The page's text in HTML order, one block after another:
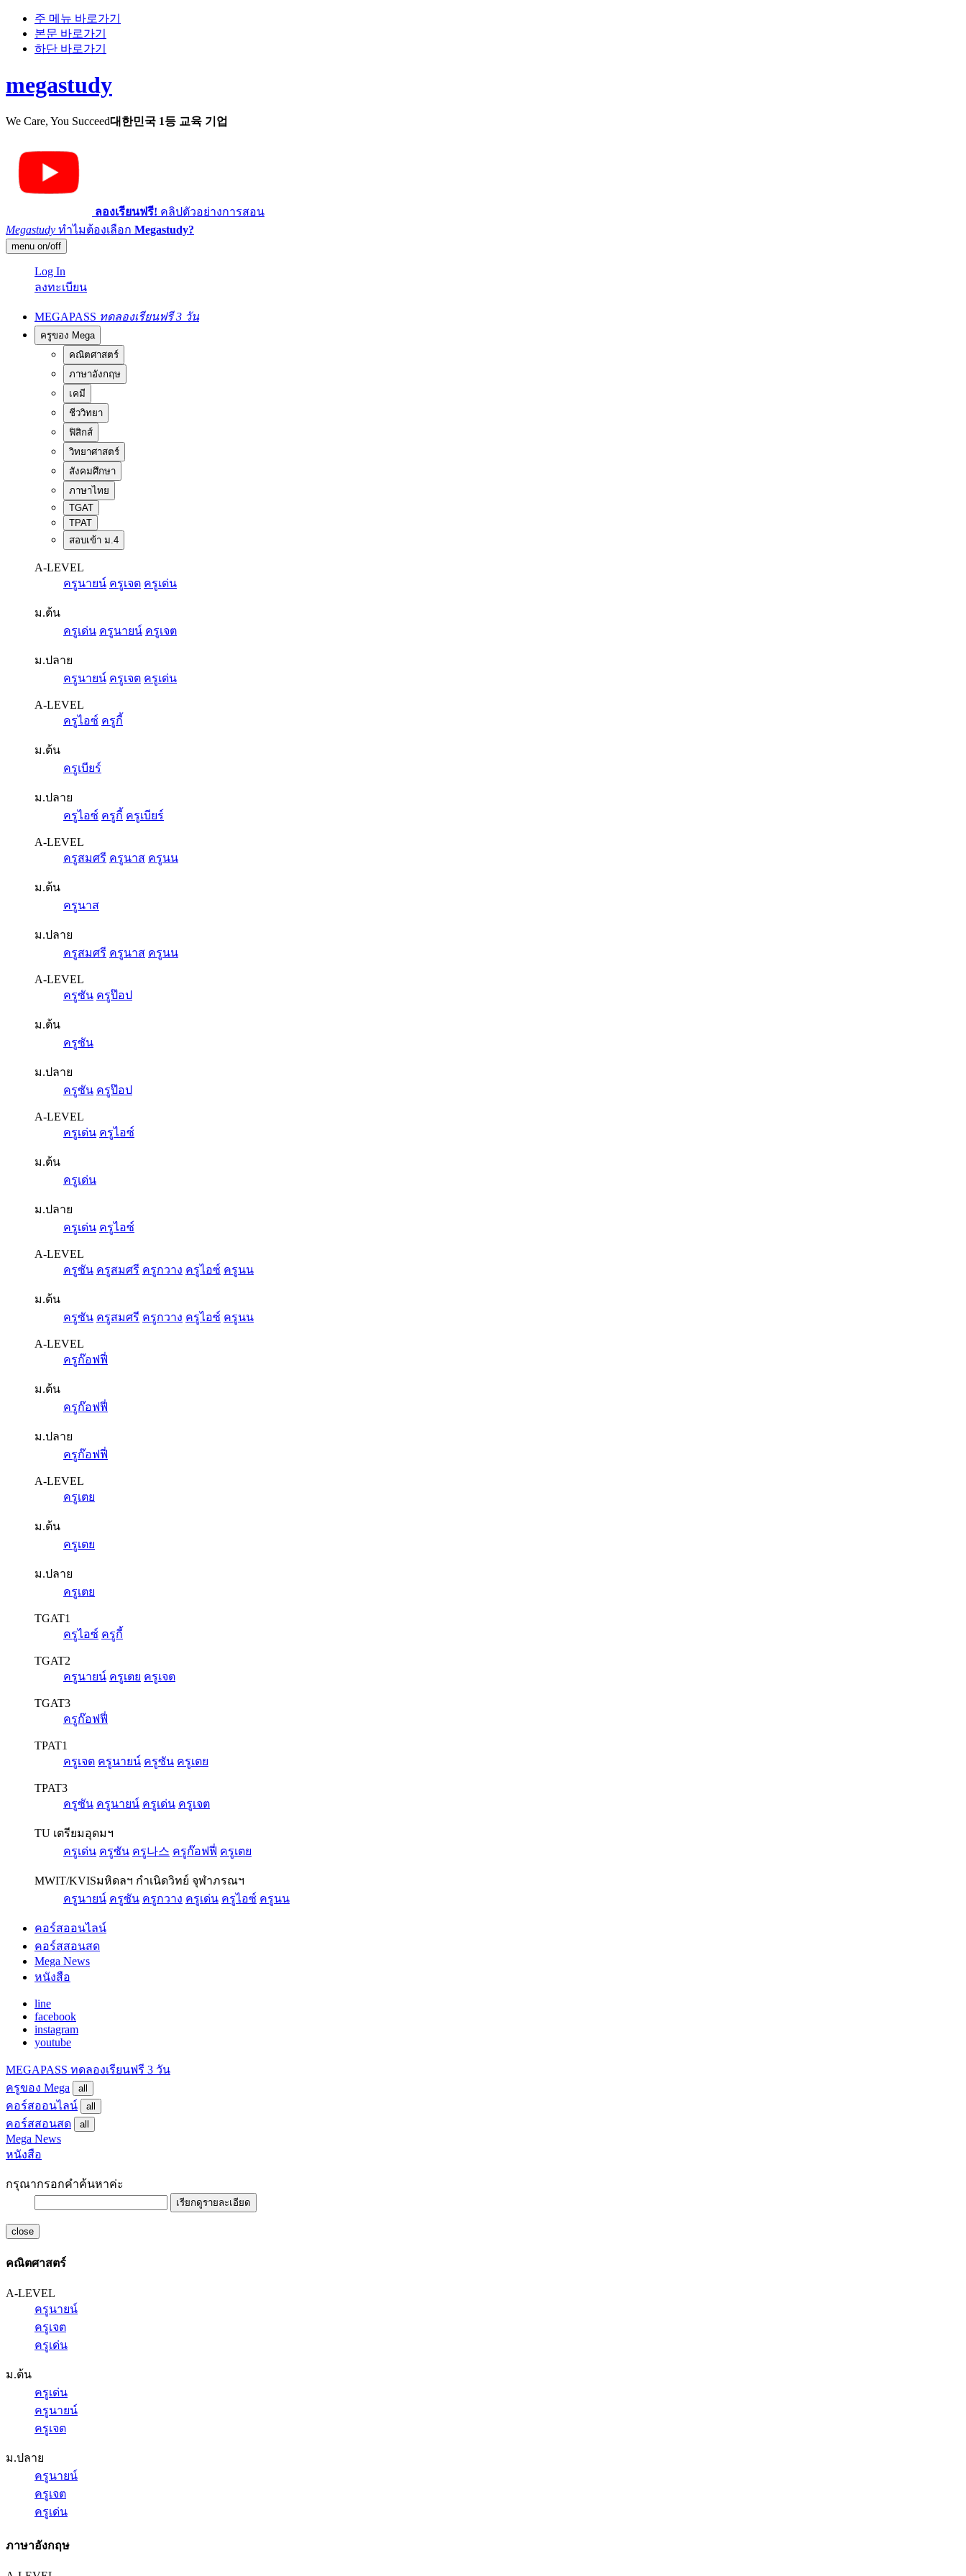
주 메뉴 바로가기
본문 바로가기
하단 바로가기
megastudy
We Care, You Succeed대한민국 1등 교육 기업
ลองเรียนฟรี! คลิปตัวอย่างการสอน
Megastudy ทำไมต้องเลือก Megastudy?
menu on/off
Log In
ลงทะเบียน
MEGAPASS ทดลองเรียนฟรี 3 วัน
ครูของ Mega
คณิตศาสตร์
ภาษาอังกฤษ
เคมี
ชีววิทยา
ฟิสิกส์
วิทยาศาสตร์
สังคมศึกษา
ภาษาไทย
TGAT
TPAT
สอบเข้า ม.4
A-LEVEL
ครูนายน์ ครูเจต ครูเด่น
ม.ต้น
ครูเด่น ครูนายน์ ครูเจต
ม.ปลาย
ครูนายน์ ครูเจต ครูเด่น
A-LEVEL
ครูไอซ์ ครูกี้
ม.ต้น
ครูเบียร์
ม.ปลาย
ครูไอซ์ ครูกี้ ครูเบียร์
A-LEVEL
ครูสมศรี ครูนาส ครูนน
ม.ต้น
ครูนาส
ม.ปลาย
ครูสมศรี ครูนาส ครูนน
A-LEVEL
ครูซัน ครูป๊อป
ม.ต้น
ครูซัน
ม.ปลาย
ครูซัน ครูป๊อป
A-LEVEL
ครูเด่น ครูไอซ์
ม.ต้น
ครูเด่น
ม.ปลาย
ครูเด่น ครูไอซ์
A-LEVEL
ครูซัน ครูสมศรี ครูกวาง ครูไอซ์ ครูนน
ม.ต้น
ครูซัน ครูสมศรี ครูกวาง ครูไอซ์ ครูนน
A-LEVEL
ครูก๊อฟฟี่
ม.ต้น
ครูก๊อฟฟี่
ม.ปลาย
ครูก๊อฟฟี่
A-LEVEL
ครูเตย
ม.ต้น
ครูเตย
ม.ปลาย
ครูเตย
TGAT1
ครูไอซ์ ครูกี้
TGAT2
ครูนายน์ ครูเตย ครูเจต
TGAT3
ครูก๊อฟฟี่
TPAT1
ครูเจต ครูนายน์ ครูซัน ครูเตย
TPAT3
ครูซัน ครูนายน์ ครูเด่น ครูเจต
TU เตรียมอุดมฯ
ครูเด่น ครูซัน ครู나스 ครูก๊อฟฟี่ ครูเตย
MWIT/KVISมหิดลฯ กำเนิดวิทย์ จุฬาภรณฯ
ครูนายน์ ครูซัน ครูกวาง ครูเด่น ครูไอซ์ ครูนน
คอร์สออนไลน์
คอร์สสอนสด
Mega News
หนังสือ
line
facebook
instagram
youtube
MEGAPASS ทดลองเรียนฟรี 3 วัน
ครูของ Mega
all
คอร์สออนไลน์ all
คอร์สสอนสด all
Mega News
หนังสือ
กรุณากรอกคำค้นหาค่ะ
เรียกดูรายละเอียด
close
คณิตศาสตร์
A-LEVEL
ครูนายน์
ครูเจต
ครูเด่น
ม.ต้น
ครูเด่น
ครูนายน์
ครูเจต
ม.ปลาย
ครูนายน์
ครูเจต
ครูเด่น
ภาษาอังกฤษ